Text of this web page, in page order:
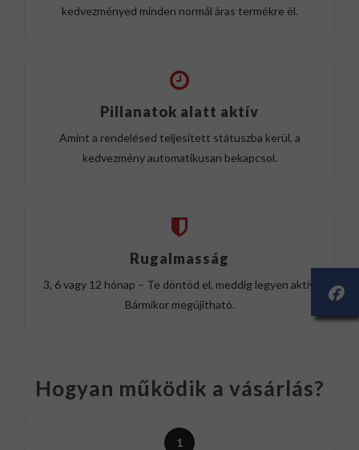
kedvezményed minden normál áras termékre él.
Pillanatok alatt aktív
Amint a rendelésed teljesített státuszba kerül, a
kedvezmény automatikusan bekapcsol.
Rugalmasság
3, 6 vagy 12 hónap – Te döntöd el, meddig legyen aktív.
Bármikor megújítható.
Hogyan működik a vásárlás?
1